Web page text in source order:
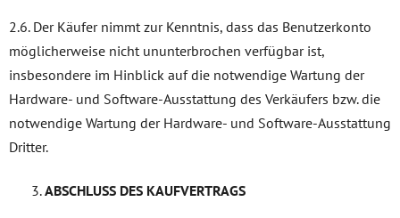
2.6. Der Käufer nimmt zur Kenntnis, dass das Benutzerkonto
möglicherweise nicht ununterbrochen verfügbar ist,
insbesondere im Hinblick auf die notwendige Wartung der
Hardware- und Software-Ausstattung des Verkäufers bzw. die
notwendige Wartung der Hardware- und Software-Ausstattung
Dritter.
ABSCHLUSS DES KAUFVERTRAGS